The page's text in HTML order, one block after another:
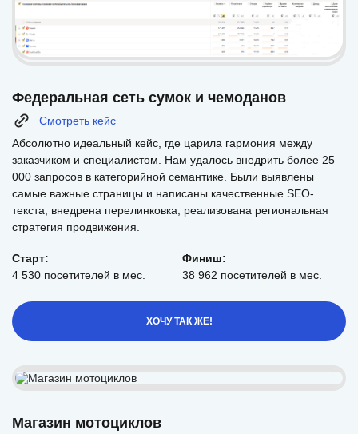
Федеральная сеть сумок и чемоданов
Смотреть кейс
Абсолютно идеальный кейс, где царила гармония между
заказчиком и специалистом. Нам удалось внедрить более 25
000 запросов в категорийной семантике. Были выявлены
самые важные страницы и написаны качественные SEO-
текста, внедрена перелинковка, реализована региональная
стратегия продвижения.
Старт:
4 530 посетителей в мес.
Финиш:
38 962 посетителей в мес.
ХОЧУ ТАК ЖЕ!
Магазин мотоциклов